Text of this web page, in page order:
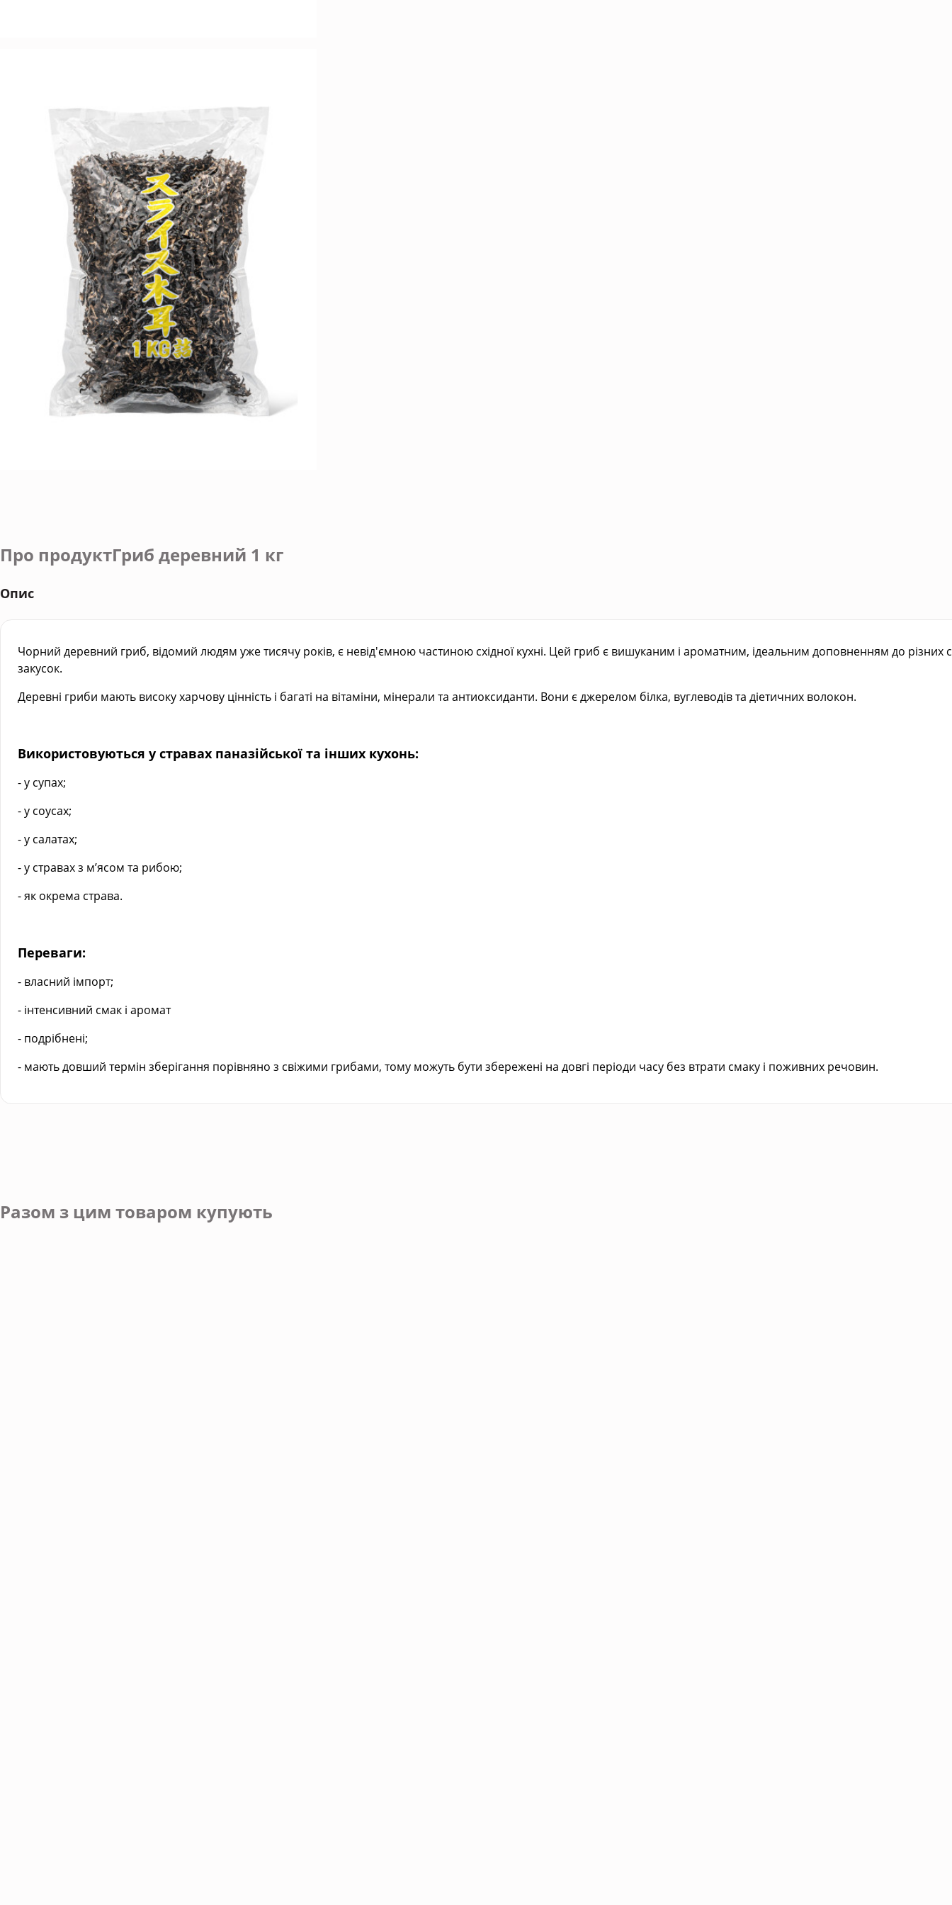
Про продуктГриб деревний 1 кг
Опис
Чорний деревний гриб, відомий людям уже тисячу років, є невід'ємною частиною східної кухні. Цей гриб є вишуканим і ароматним, ідеальним доповненням до різних
закусок.
Деревні гриби мають високу харчову цінність і багаті на вітаміни, мінерали та антиоксиданти. Вони є джерелом білка, вуглеводів та діетичних волокон.
Використовуються у стравах паназійської та інших кухонь:
- у супах;
- у соусах;
- у салатах;
- у стравах з мʼясом та рибою;
- як окрема страва.
Переваги:
- власний імпорт;
- інтенсивний смак і аромат
- подрібнені;
- мають довший термін зберігання порівняно з свіжими грибами, тому можуть бути збережені на довгі періоди часу без втрати смаку і поживних речовин.
Разом з цим товаром купують